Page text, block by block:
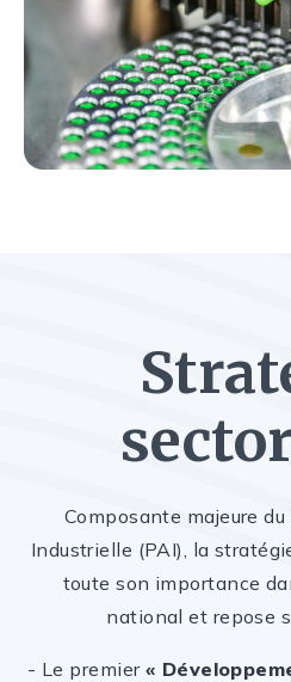
Composante majeure
Industrielle (PAI), la
toute son importance
national et repose
- Le premier «